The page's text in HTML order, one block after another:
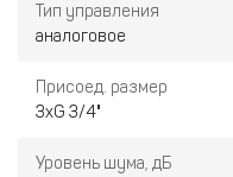
Тип управления
аналоговое
Присоед. размер
3хG 3/4"
Уровень шума, дБ